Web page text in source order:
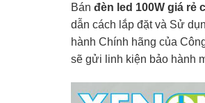
Bán đèn led 100W giá rẻ
dẫn cách lắp đặt và Sử
hành Chính hãng của
sẽ gửi linh kiện bảo hành